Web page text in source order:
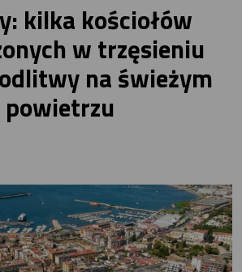
kilka kościołów
w trzęsieniu
na świeżym
powietrzu